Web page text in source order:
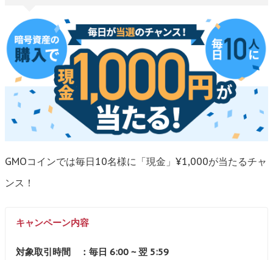
GMOコインでは毎日10名様に「現金」¥1,000が当たるチャ
ンス！
キャンペーン内容
対象取引時間 ：毎日 6:00 ~ 翌 5:59